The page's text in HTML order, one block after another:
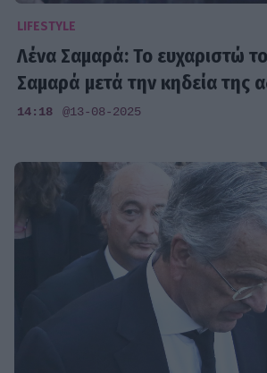
LIFESTYLE
Λένα Σαμαρά: Το ευχαριστώ
Σαμαρά μετά την κηδεία της
14:18 @13-08-2025